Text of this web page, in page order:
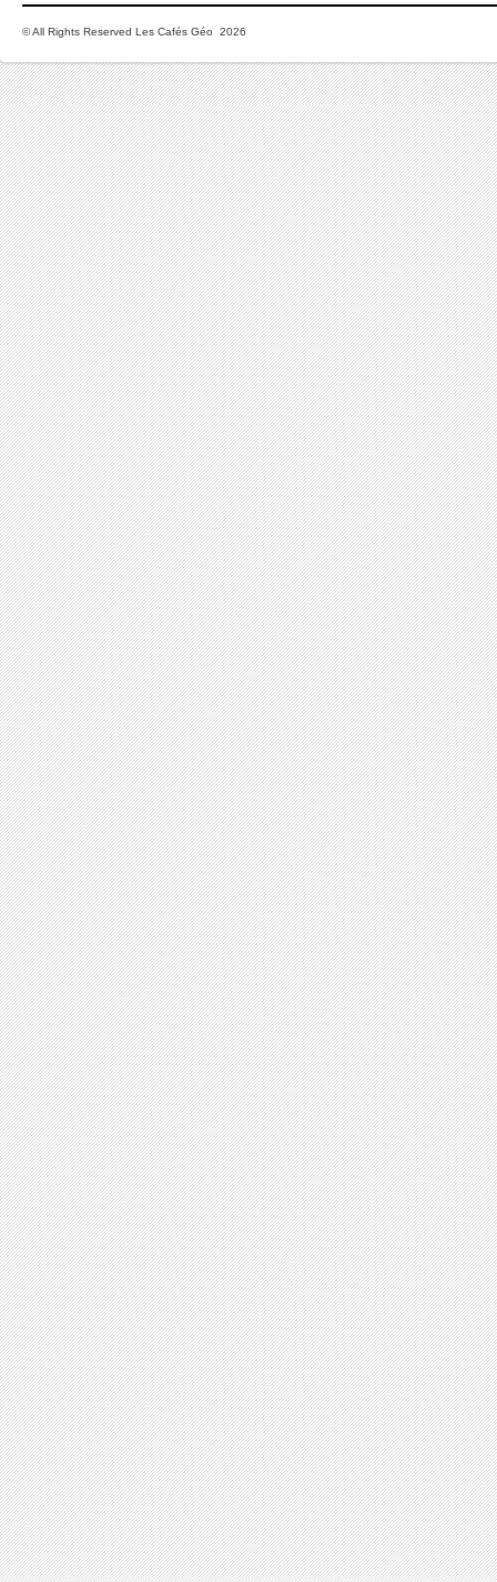
© All Rights Reserved Les Cafés Géo 2026